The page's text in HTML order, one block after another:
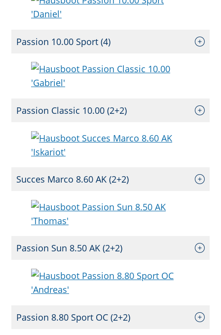
Passion 10.00 Sport (4)
Passion Classic 10.00 (2+2)
Succes Marco 8.60 AK (2+2)
Passion Sun 8.50 AK (2+2)
Passion 8.80 Sport OC (2+2)